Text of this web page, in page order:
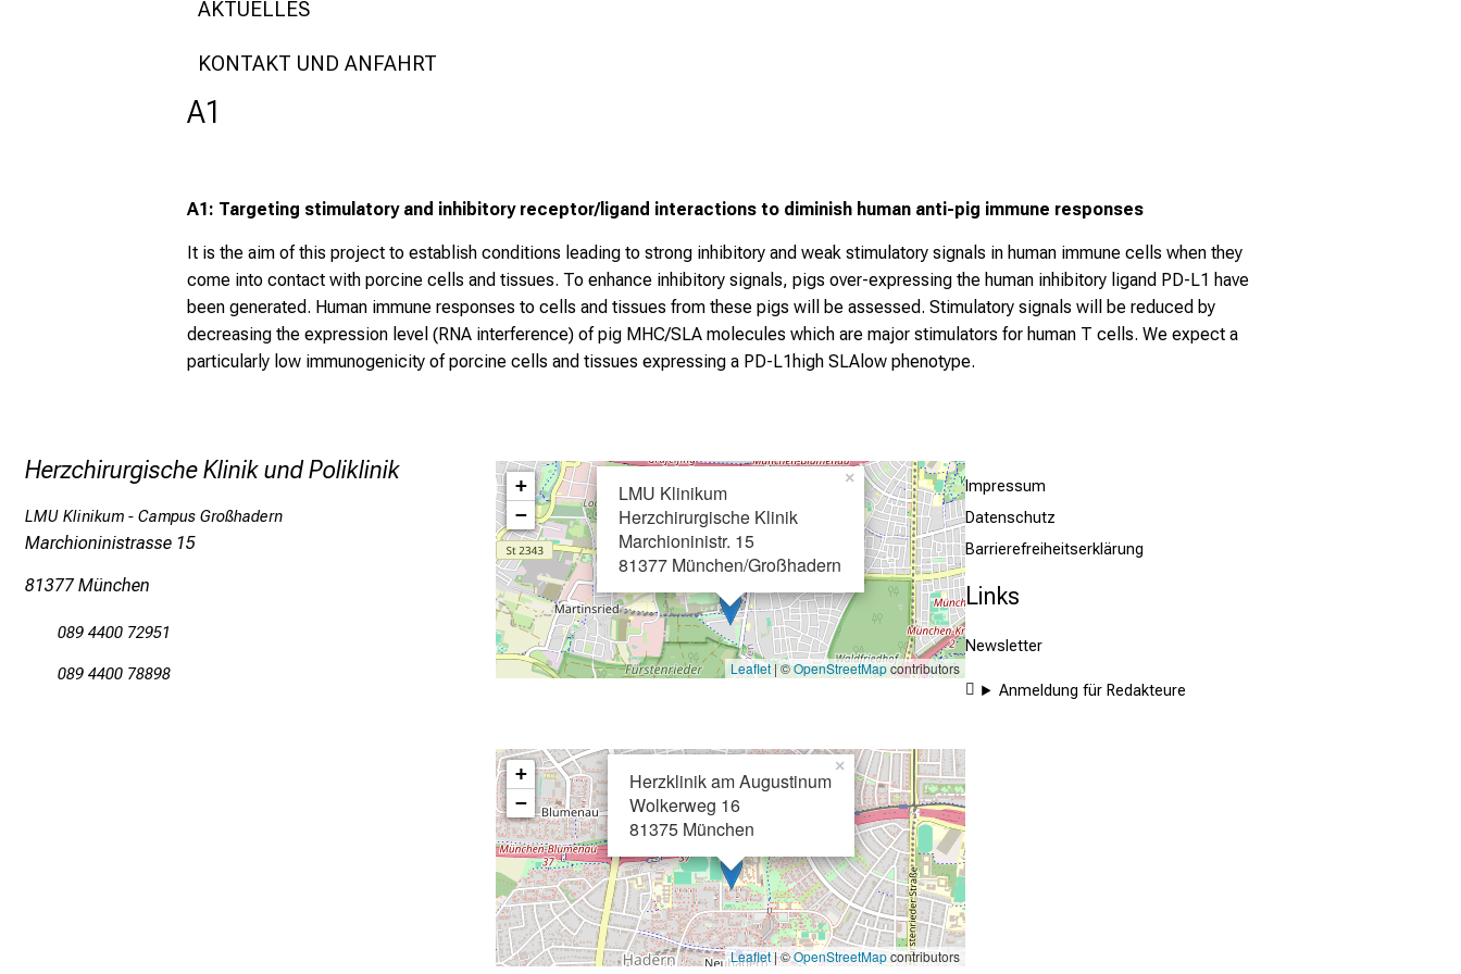
AKTUELLES
KONTAKT UND ANFAHRT
A1
A1: Targeting stimulatory and inhibitory receptor/ligand interactions to diminish human anti-pig immune responses
It is the aim of this project to establish conditions leading to strong inhibitory and weak stimulatory signals in human immune cells when they
come into contact with porcine cells and tissues. To enhance inhibitory signals, pigs over-expressing the human inhibitory ligand PD-L1 have
been generated. Human immune responses to cells and tissues from these pigs will be assessed. Stimulatory signals will be reduced by
decreasing the expression level (RNA interference) of pig MHC/SLA molecules which are major stimulators for human T cells. We expect a
particularly low immunogenicity of porcine cells and tissues expressing a PD-L1high SLAlow phenotype.
Herzchirurgische Klinik und Poliklinik
LMU Klinikum - Campus Großhadern
Marchioninistrasse 15
81377 München
089 4400 72951
089 4400 78898
LMU Klinikum
Herzchirurgische Klinik
Marchioninistr. 15
81377 München/Großhadern
×
+
−
Leaflet| ©OpenStreetMapcontributors
Herzklinik am Augustinum
Wolkerweg 16
81375 München
×
+
−
Leaflet| ©OpenStreetMapcontributors
Impressum
Datenschutz
Barrierefreiheitserklärung
Links
Newsletter
Anmeldung für Redakteure